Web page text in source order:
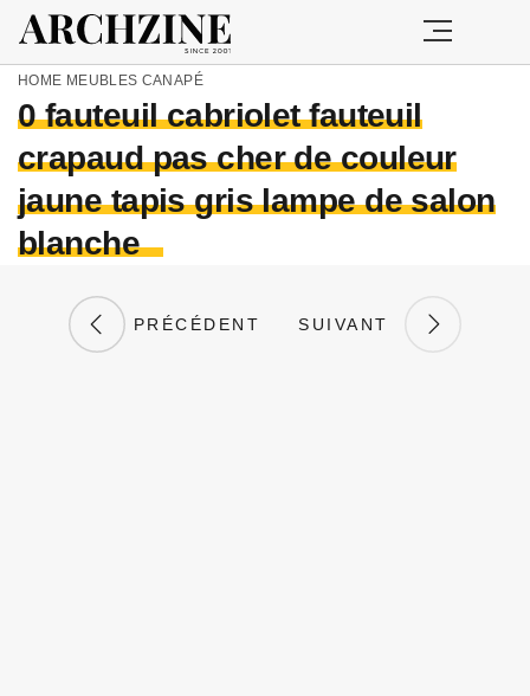
HOME MEUBLES CANAPÉ
0 fauteuil cabriolet fauteuil
crapaud pas cher de couleur
jaune tapis gris lampe de salon
blanche
PRÉCÉDENT SUIVANT